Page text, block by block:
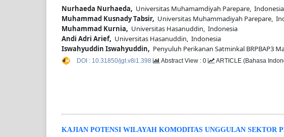
Nurhaeda Nurhaeda, Universitas Muhamamdiyah Parepare, Indonesia
Muhammad Kusnady Tabsir, Universitas Muhammadiyah Parepare,
Muhammad Kurnia, Universitas Hasanuddin, Indonesia
Andi Adri Arief, Universitas Hasanuddin, Indonesia
Iswahyuddin Iswahyuddin, Penyuluh Perikanan Satminkal BRPBAP3
DOI : 10.31850/jgt.v8i1.398 Abstract View : 0 ARTICLE (Bahasa
KAJIAN POTENSI WILAYAH KOMODITAS UNGGULAN SEKTOR